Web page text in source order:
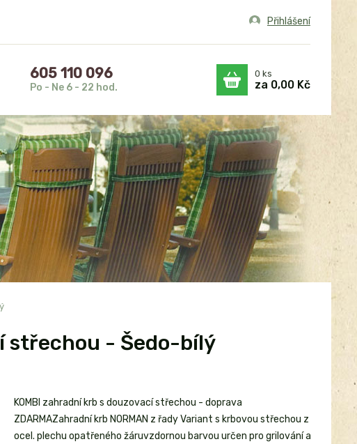
Přihlášení
605 110 096
Po - Ne 6 - 22 hod.
0 ks
za 0,00 Kč
střechou - Šedo-bílý
KOMBI zahradní krb s douzovací střechou - doprava
ZDARMAZahradní krb NORMAN z řady Variant s krbovou střechou z
ocel. plechu opatřeného žáruvzdornou barvou určen pro grilování a